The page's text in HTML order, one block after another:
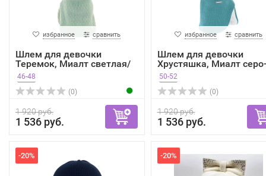
избранное сравнить
Шлем для девочки
Теремок, Миалт светлая/
олива
46-48
(0)
1 920 руб.
1 536 руб.
избранное сравнить
Шлем для девочки
Хрустяшка, Миалт серо-
голу...
50-52
(0)
1 920 руб.
1 536 руб.
-20% -20%